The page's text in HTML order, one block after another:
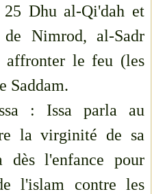
Dhu al-Qi'dah et
Nimrod, al-Sadr
le feu (les
Saddam.
: Issa parla au
la virginité de sa
dès l'enfance pour
l'islam contre les